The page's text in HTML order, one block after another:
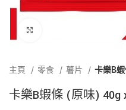
主頁 零食 薯片 卡樂B
卡樂B蝦條 (原味) 40g